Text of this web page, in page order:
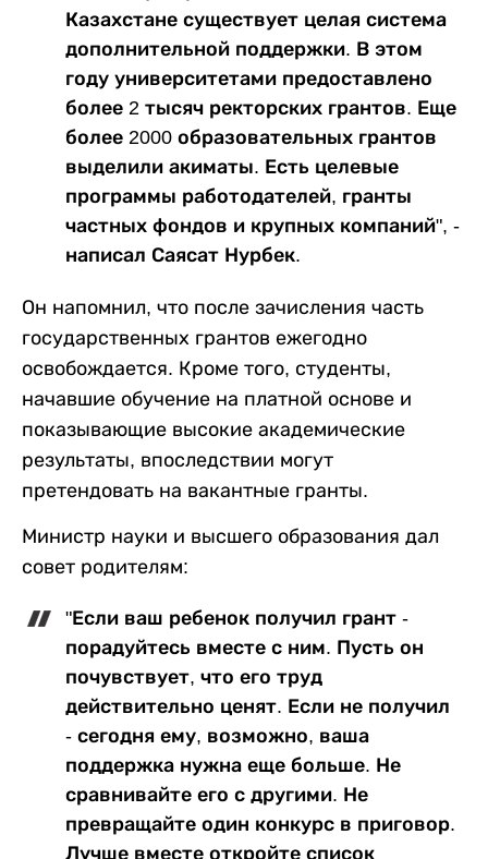
Казахстане существует целая система
дополнительной поддержки. В этом
году университетами предоставлено
более 2 тысяч ректорских грантов. Еще
более 2000 образовательных грантов
выделили акиматы. Есть целевые
программы работодателей, гранты
частных фондов и крупных компаний", -
написал Саясат Нурбек.
Он напомнил, что после зачисления часть
государственных грантов ежегодно
освобождается. Кроме того, студенты,
начавшие обучение на платной основе и
показывающие высокие академические
результаты, впоследствии могут
претендовать на вакантные гранты.
Министр науки и высшего образования дал
совет родителям:
"Если ваш ребенок получил грант -
порадуйтесь вместе с ним. Пусть он
почувствует, что его труд
действительно ценят. Если не получил
- сегодня ему, возможно, ваша
поддержка нужна еще больше. Не
сравнивайте его с другими. Не
превращайте один конкурс в приговор.
Лучше вместе откройте список